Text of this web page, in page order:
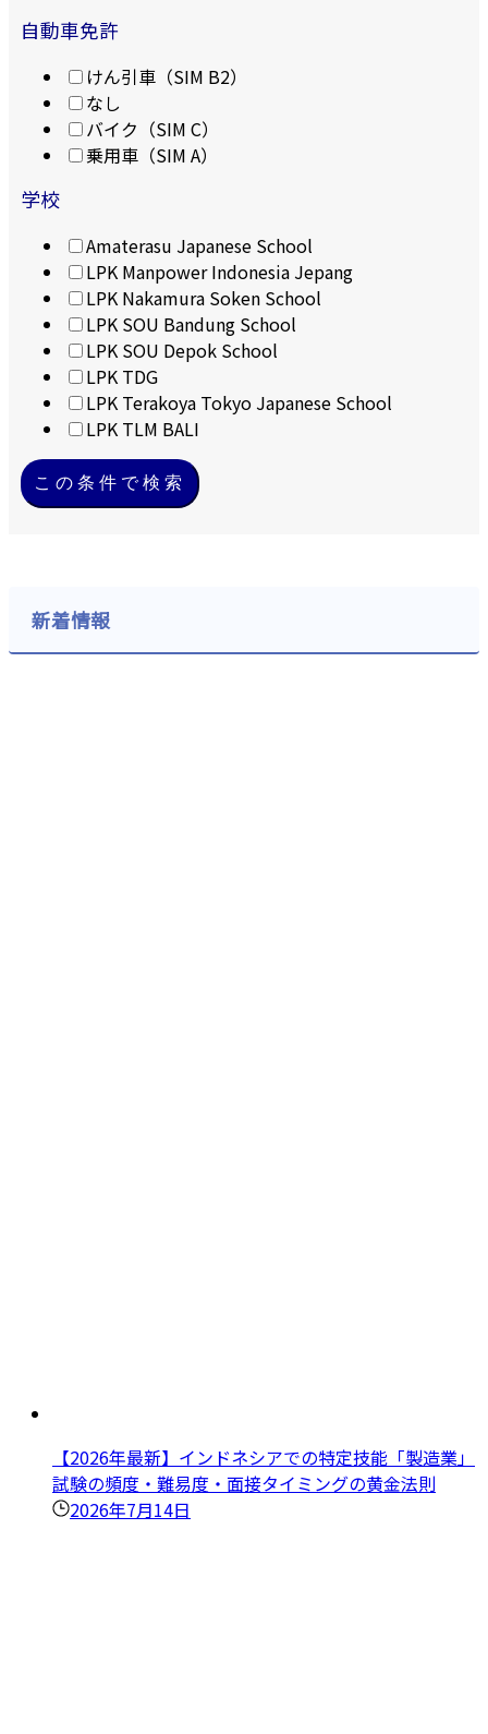
自動車免許
けん引車（SIM B2）
なし
バイク（SIM C）
乗用車（SIM A）
学校
Amaterasu Japanese School
LPK Manpower Indonesia Jepang
LPK Nakamura Soken School
LPK SOU Bandung School
LPK SOU Depok School
LPK TDG
LPK Terakoya Tokyo Japanese School
LPK TLM BALI
この条件で検索
新着情報
【2026年最新】インドネシアでの特定技能「製造業」
試験の頻度・難易度・面接タイミングの黄金法則
2026年7月14日